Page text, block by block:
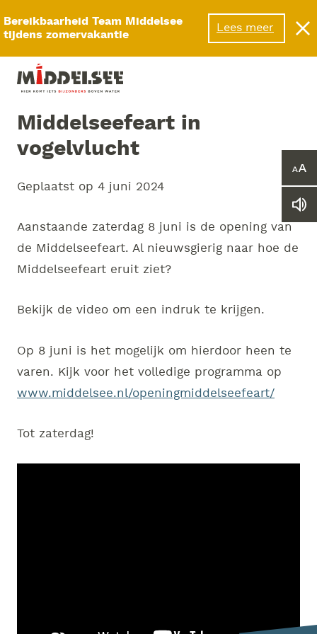
Bereikbaarheid Team Middelsee
tijdens zomervakantie
Lees meer
Menu
of
Middelseefeart in
vogelvlucht
Geplaatst op 4 juni 2024
Aanstaande zaterdag 8 juni is de opening van
de Middelseefeart. Al nieuwsgierig naar hoe de
Middelseefeart eruit ziet?
Bekijk de video om een indruk te krijgen.
Op 8 juni is het mogelijk om hierdoor heen te
varen. Kijk voor het volledige programma op
www.middelsee.nl/openingmiddelseefeart/
Tot zaterdag!